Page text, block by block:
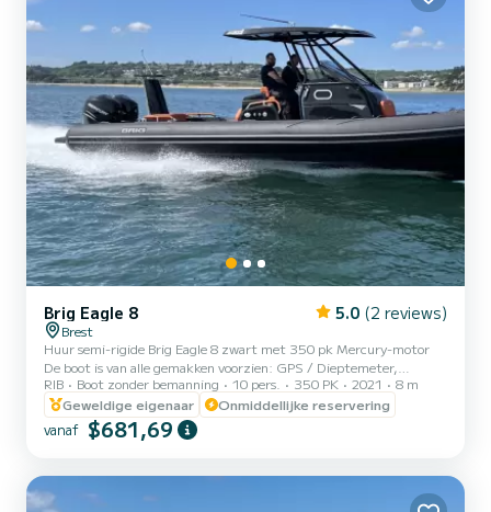
Brig Eagle 8 5.0 (2 reviews)
Brest
Huur semi-rigide Brig Eagle 8 zwart met 350 pk Mercury-motor
De boot is van alle gemakken voorzien: GPS / Dieptemeter,
marifoon, Bluetooth-luidsprekers, LED, elektrisch toilet met
zwartwaterreserve, ligstoel, T-Top. , dekdouche, zoetwaterreserve
en elektrische gids. Vertrek en terugkomst zijn aan de kade op mijn
locatie in de Château Marina. Toegang tot toiletten en douches
Brandstof wordt gefactureerd per verbruikte liter...
RIB Boot zonder bemanning 10 pers. 350 PK 2021
8 m
Geweldige eigenaar
Onmiddellijke reservering
vanaf $681,69